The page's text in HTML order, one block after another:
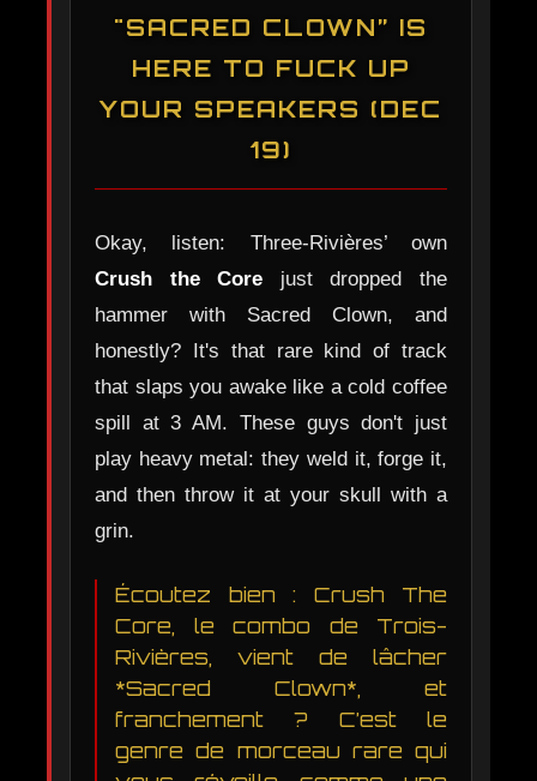
"SACRED CLOWN” IS
HERE TO FUCK UP
YOUR SPEAKERS (DEC
19)
Okay, listen: Three-Rivières’ own
Crush the Core just dropped the
hammer with Sacred Clown, and
honestly? It's that rare kind of track
that slaps you awake like a cold coffee
spill at 3 AM. These guys don't just
play heavy metal: they weld it, forge it,
and then throw it at your skull with a
grin.
Écoutez bien : Crush The
Core, le combo de Trois-
Rivières, vient de lâcher
*Sacred Clown*, et
franchement ? C’est le
genre de morceau rare qui